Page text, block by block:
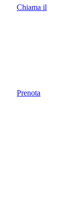
Chiama il
Prenota